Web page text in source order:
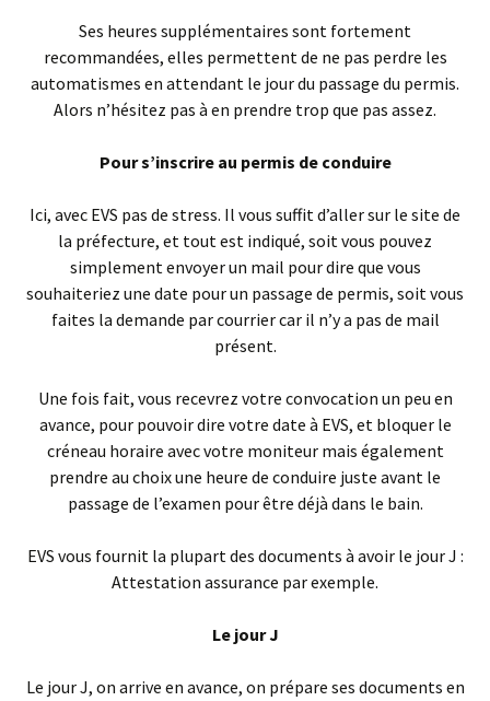
Ses heures supplémentaires sont fortement
recommandées, elles permettent de ne pas perdre les
automatismes en attendant le jour du passage du permis.
Alors n’hésitez pas à en prendre trop que pas assez.
Pour s’inscrire au permis de conduire
Ici, avec EVS pas de stress. Il vous suffit d’aller sur le site de
la préfecture, et tout est indiqué, soit vous pouvez
simplement envoyer un mail pour dire que vous
souhaiteriez une date pour un passage de permis, soit vous
faites la demande par courrier car il n’y a pas de mail
présent.
Une fois fait, vous recevrez votre convocation un peu en
avance, pour pouvoir dire votre date à EVS, et bloquer le
créneau horaire avec votre moniteur mais également
prendre au choix une heure de conduire juste avant le
passage de l’examen pour être déjà dans le bain.
EVS vous fournit la plupart des documents à avoir le jour J :
Attestation assurance par exemple.
Le jour J
Le jour J, on arrive en avance, on prépare ses documents en